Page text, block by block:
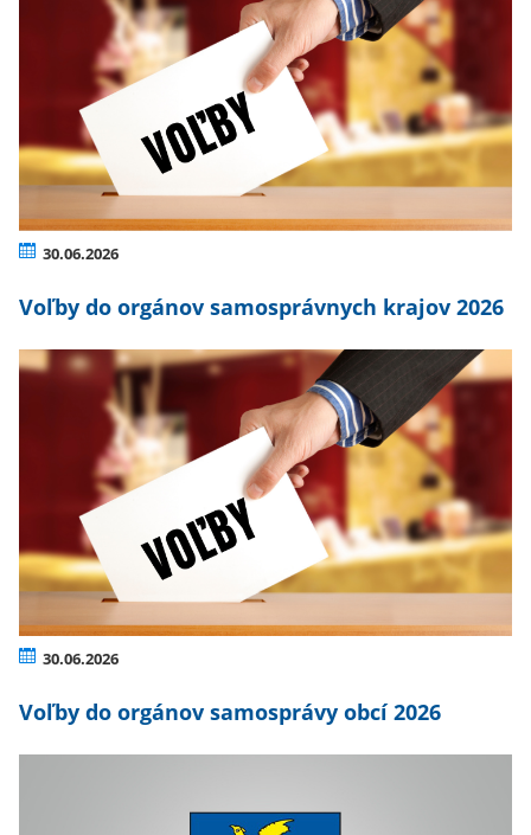
30.06.2026
Voľby do orgánov samosprávnych krajov 2026
30.06.2026
Voľby do orgánov samosprávy obcí 2026